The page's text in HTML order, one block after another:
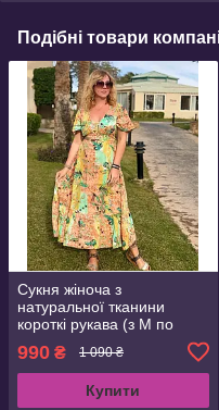
Подібні товари
Сукня жіноча з
натуральної тканини
короткі рукава (з M по
990 ₴ 1 090 ₴
Купити